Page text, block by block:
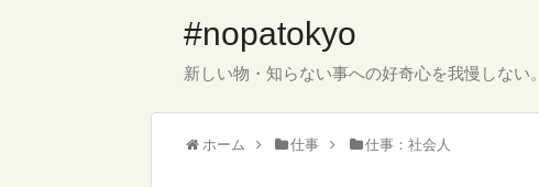
#nopatokyo
新しい物・知らない事への好奇心を我慢しない。
ホーム 仕事 仕事：社会人